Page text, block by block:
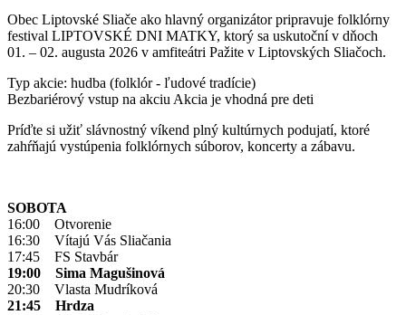
Obec Liptovské Sliače ako hlavný organizátor pripravuje folklórny
festival LIPTOVSKÉ DNI MATKY, ktorý sa uskutoční v dňoch
01. – 02. augusta 2026 v amfiteátri Pažite v Liptovských Sliačoch.
Typ akcie: hudba (folklór - ľudové tradície)
Bezbariérový vstup na akciu Akcia je vhodná pre deti
Príďte si užiť slávnostný víkend plný kultúrnych podujatí, ktoré
zahŕňajú vystúpenia folklórnych súborov, koncerty a zábavu.
SOBOTA
16:00 Otvorenie
16:30 Vítajú Vás Sliačania
17:45 FS Stavbár
19:00 Sima Magušinová
20:30 Vlasta Mudríková
21:45 Hrdza